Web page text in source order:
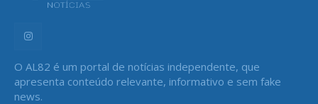
O AL82 é um portal de notícias independente, que
apresenta conteúdo relevante, informativo e sem fake
news.